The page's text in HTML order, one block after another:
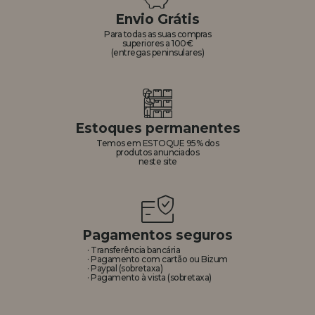
REGISTRO DE REVENDEDOR
Envio Grátis
Para todas as suas compras
superiores a 100€
(entregas peninsulares)
Estoques permanentes
Temos em ESTOQUE 95% dos
produtos anunciados
neste site
Pagamentos seguros
· Transferência bancária
· Pagamento com cartão ou Bizum
· Paypal (sobretaxa)
· Pagamento à vista (sobretaxa)